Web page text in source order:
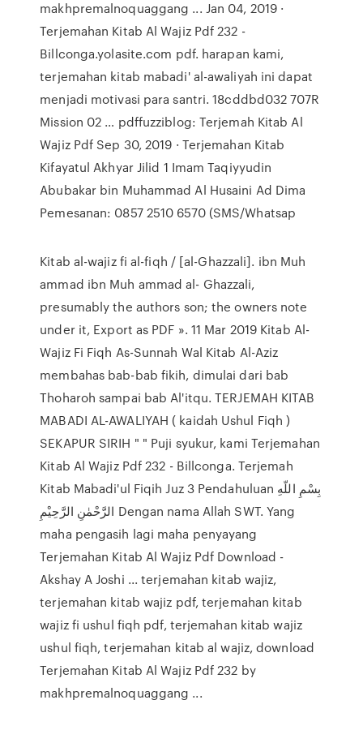
makhpremalnoquaggang ... Jan 04, 2019 ·
Terjemahan Kitab Al Wajiz Pdf 232 -
Billconga.yolasite.com pdf. harapan kami,
terjemahan kitab mabadi' al-awaliyah ini dapat
menjadi motivasi para santri. 18cddbd032 707R
Mission 02 … pdffuzziblog: Terjemah Kitab Al
Wajiz Pdf Sep 30, 2019 · Terjemahan Kitab
Kifayatul Akhyar Jilid 1 Imam Taqiyyudin
Abubakar bin Muhammad Al Husaini Ad Dima
Pemesanan: 0857 2510 6570 (SMS/Whatsap
Kitab al-wajiz fi al-fiqh / [al-Ghazzali]. ibn Muh
ammad ibn Muh ammad al- Ghazzali,
presumably the authors son; the owners note
under it, Export as PDF ». 11 Mar 2019 Kitab Al-
Wajiz Fi Fiqh As-Sunnah Wal Kitab Al-Aziz
membahas bab-bab fikih, dimulai dari bab
Thoharoh sampai bab Al'itqu. TERJEMAH KITAB
MABADI AL-AWALIYAH ( kaidah Ushul Fiqh )
SEKAPUR SIRIH " " Puji syukur, kami Terjemahan
Kitab Al Wajiz Pdf 232 - Billconga. Terjemah
Kitab Mabadi'ul Fiqih Juz 3 Pendahuluan بِسْمِ اللّهِ
الرَّحْمٰنِ الرَّحِيْمِ Dengan nama Allah SWT. Yang
maha pengasih lagi maha penyayang
Terjemahan Kitab Al Wajiz Pdf Download -
Akshay A Joshi ... terjemahan kitab wajiz,
terjemahan kitab wajiz pdf, terjemahan kitab
wajiz fi ushul fiqh pdf, terjemahan kitab wajiz
ushul fiqh, terjemahan kitab al wajiz, download
Terjemahan Kitab Al Wajiz Pdf 232 by
makhpremalnoquaggang ...